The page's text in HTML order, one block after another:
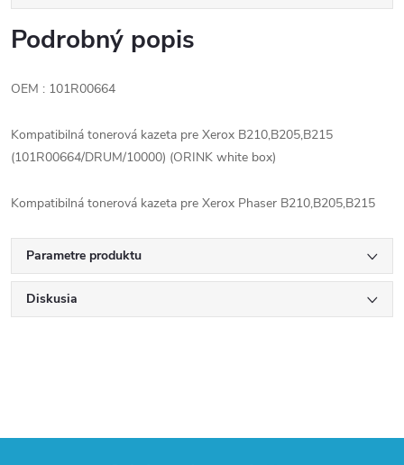
Podrobný popis
OEM : 101R00664
Kompatibilná tonerová kazeta pre Xerox B210,B205,B215
(101R00664/DRUM/10000) (ORINK white box)
Kompatibilná tonerová kazeta pre Xerox Phaser B210,B205,B215
Parametre produktu
Diskusia